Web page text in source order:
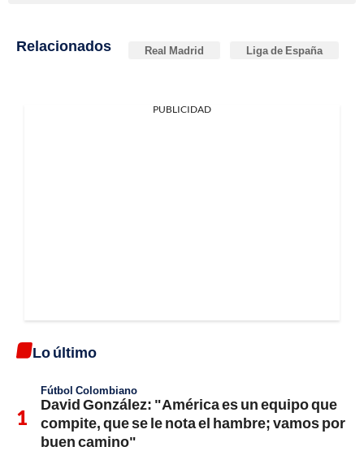
Relacionados Real Madrid Liga de España
PUBLICIDAD
Lo último
Fútbol Colombiano
David González: "América es un equipo que
compite, que se le nota el hambre; vamos por
buen camino"